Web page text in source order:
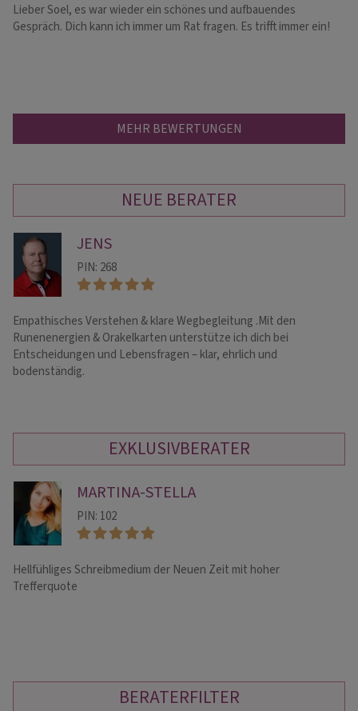
Lieber Soel, es war wieder ein schönes und aufbauendes
Gespräch. Dich kann ich immer um Rat fragen. Es trifft immer ein!
MEHR BEWERTUNGEN
NEUE BERATER
JENS
PIN: 268
Empathisches Verstehen & klare Wegbegleitung .Mit den
Runenenergien & Orakelkarten unterstütze ich dich bei
Entscheidungen und Lebensfragen – klar, ehrlich und
bodenständig.
EXKLUSIVBERATER
MARTINA-STELLA
PIN: 102
Hellfühliges Schreibmedium der Neuen Zeit mit hoher
Trefferquote
BERATERFILTER